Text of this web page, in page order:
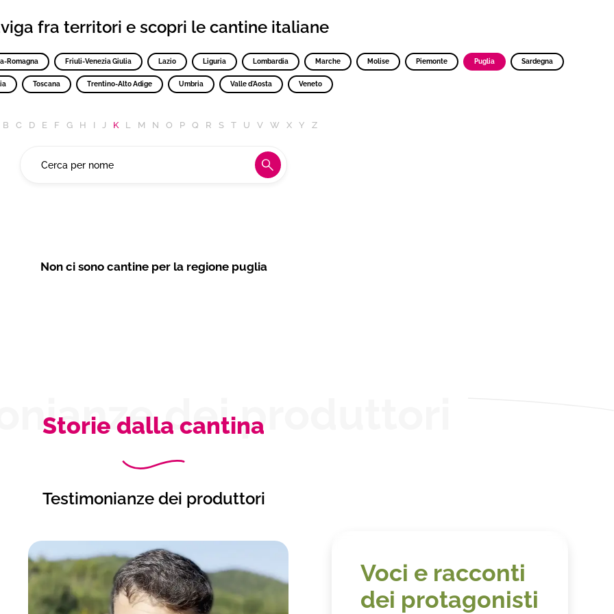
fra territori e scopri le cantine italiane
Romagna Friuli-Venezia Giulia Lazio Liguria Lombardia Marche Molise Piemonte Puglia Sardegna
Toscana Trentino-Alto Adige Umbria Valle d'Aosta Veneto
B C D E F G H I J K L M N O P Q R S T U V W X Y Z
Non ci sono cantine per la regione puglia
dei produttori
Storie dalla cantina
Testimonianze dei produttori
Voci e racconti
dei protagonisti